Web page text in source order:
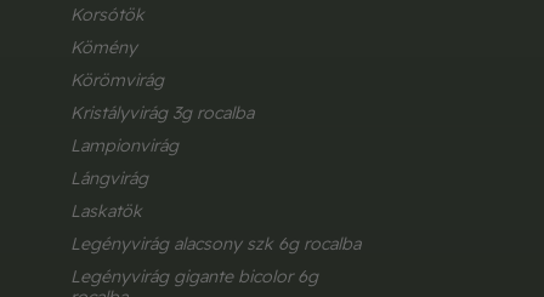
korsótök
kömény
körömvirág
kristályvirág 3g rocalba
lampionvirág
lángvirág
laskatök
legényvirág alacsony szk 6g rocalba
legényvirág gigante bicolor 6g